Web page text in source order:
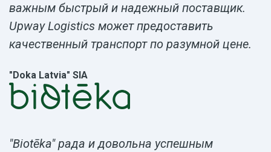
важным быстрый и надежный поставщик.
Upway Logistics может предоставить
качественный транспорт по разумной цене.
"Doka Latvia" SIA
"Biotēka" рада и довольна успешным